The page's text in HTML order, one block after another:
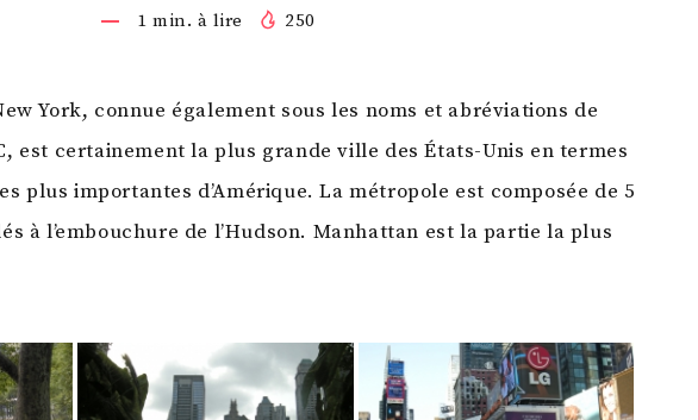
1 min. à lire 250
York, connue également sous les noms et abréviations de
est certainement la plus grande ville des États-Unis en termes
plus importantes d’Amérique. La métropole est composée de 5
à l’embouchure de l’Hudson. Manhattan est la partie la plus